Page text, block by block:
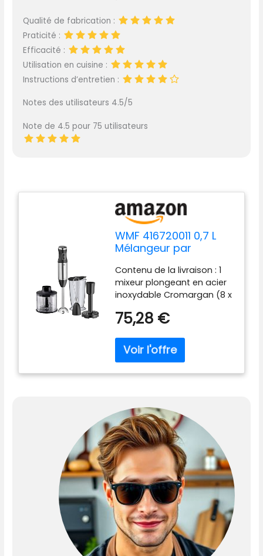
Qualité de fabrication :
Praticité :
Efficacité :
Utilisation en cuisine :
Instructions d’entretien :
Notes des utilisateurs 4.5/5
Note de 4.5 pour 75 utilisateurs
WMF 416720011 0,7 L
Mélangeur par
Contenu de la livraison : 1
mixeur plongeant en acier
inoxydable Cromargan (8 x
câble 1 m), 1 fouet, 1 pilon, 1
mélangeur (7 ml) avec
graduation - Numéro
variable Poignée
ergonomique pour un
maximum de confort ;
mélangeur à purée
Cromargan amovible WMF
Technologie de couteau
2+2: couteau en acier
inoxydable à 2 ailes, unité
de couteau amovible Kit
d'accessoires avec
récipient mélangeur (7 ml)
avec couvercle, échelle et
75,28 €